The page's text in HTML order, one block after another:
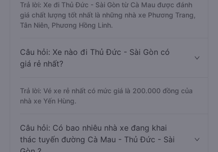
Trả lời: Xe đi Thủ Đức - Sài Gòn từ Cà Mau được đánh
giá chất lượng tốt nhất là những nhà xe Phương Trang,
Tân Niên, Phương Hồng Linh.
Câu hỏi: Xe nào đi Thủ Đức - Sài Gòn có
giá rẻ nhất?
Trả lời: Vé xe rẻ nhất có mức giá là 200.000 đồng của
nhà xe Yến Hùng.
Câu hỏi: Có bao nhiêu nhà xe đang khai
thác tuyến đường Cà Mau - Thủ Đức - Sài